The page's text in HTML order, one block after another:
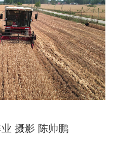
摄影 陈帅鹏